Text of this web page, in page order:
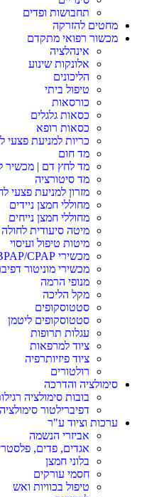
תחבושות ופדים
מחטים להזרקה
מכשור רפואי מתקדם
אינהלציה
אלונקות שינוע
הליכונים
טיפול ביתי
כורסאות
כסאות גלגלים
כסאות רופא
כריות למניעת פצעי
מד חום
מד לחץ דם | מכשיר
מד סיטורציה
מזרון למניעת פצעי
מחוללי חמצן ניידים
מחוללי חמצן נייחים
מיטה סיעודית לחולה
מיטות טיפול ועיסוי
מכשירי BPAP/CPAP
מכשירי מוניטור
מנופי הרמה
מקל הליכה
סטטוסקופים
סטטוסקופים ליטמן
עגלות תרופות
ציוד למרפאות
ציוד פיזיותרפיה
רולטורים
סימולציה והדרכה
בובות סימולציה
דפיברילטור סימולציה
ערכות וציוד ע"ר
אביזרי הנשמה
אגדים, פדים,
בלוני חמצן
חסמי עורקים
טיפול בכוויות ואש